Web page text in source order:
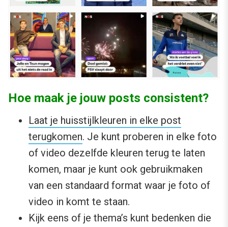
Hoe maak je jouw posts consistent?
Laat je huisstijlkleuren in elke post
terugkomen. Je kunt proberen in elke foto
of video dezelfde kleuren terug te laten
komen, maar je kunt ook gebruikmaken
van een standaard format waar je foto of
video in komt te staan.
Kijk eens of je thema’s kunt bedenken die